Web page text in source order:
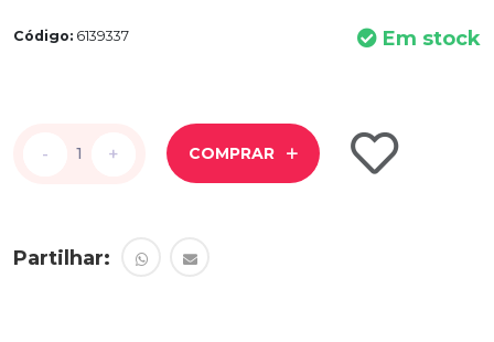
Código: 6139337 Em stock
- +
- + COMPRAR
Partilhar: